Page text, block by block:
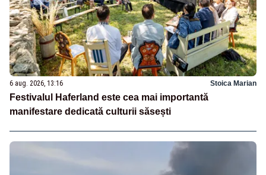
6 aug. 2026, 13:16 Stoica Marian
Festivalul Haferland este cea mai importantă
manifestare dedicată culturii săsești